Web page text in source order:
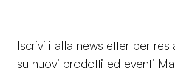
Iscriviti alla newsletter per
su nuovi prodotti ed eventi